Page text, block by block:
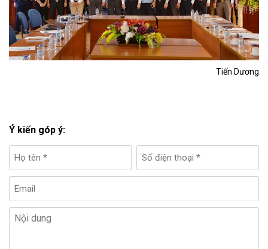
Tiến Dương
Ý kiến góp ý: